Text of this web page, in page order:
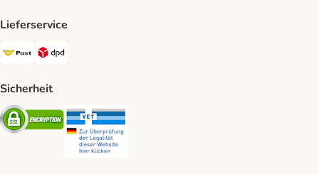
Lieferservice
Österreichische Post Shipping Method
Sicherheit
Security